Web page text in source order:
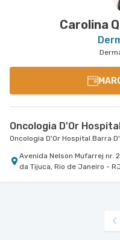
Carolina
Oncologia D'Or
Oncologia D'Or Hospital Barra
Avenida Nelson Mufarrej nr.
da Tijuca, Rio de Janeiro - RJ